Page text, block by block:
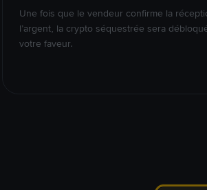
Une fois que le vendeur confirme la
l’argent, la crypto séquestrée sera
votre faveur.